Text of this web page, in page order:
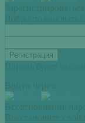
Зарегистрироваться
Добро пожаловать!
Пароль будет
Войти через:
Всоатновление
Восстановите свой